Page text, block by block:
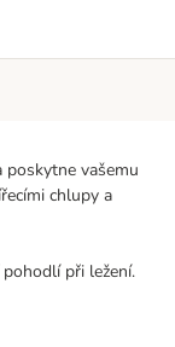
vašemu
chlupy a
při ležení.